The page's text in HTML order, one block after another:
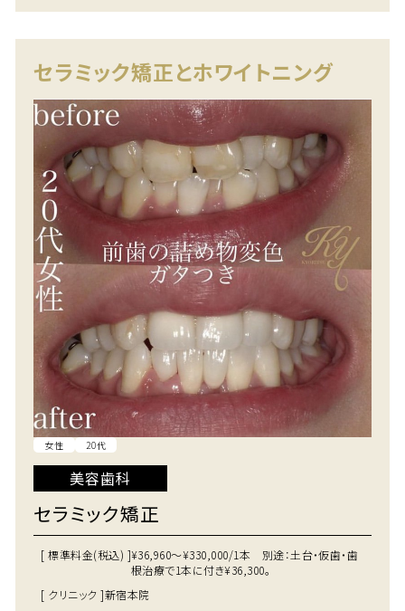
セラミック矯正とホワイトニング
女性 20代
美容歯科
セラミック矯正
[ 標準料金(税込) ]¥36,960～¥330,000/1本 別途：土台・仮歯・歯
根治療で1本に付き¥36,300。
[ クリニック ]新宿本院